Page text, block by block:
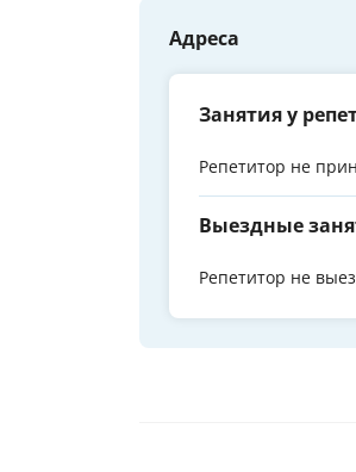
Адреса
Занятия у
Репетитор не
Выездные
Репетитор не